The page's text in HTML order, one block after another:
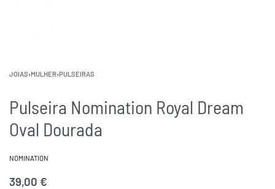
JOIAS›MULHER›PULSEIRAS
Pulseira Nomination Royal Dream
Oval Dourada
NOMINATION
39,00 €